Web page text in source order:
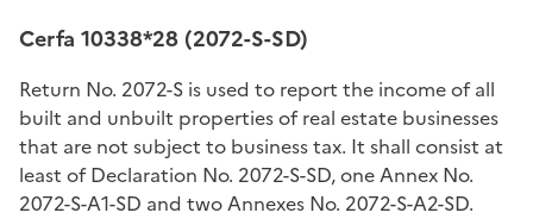
Cerfa 10338*28 (2072-S-SD)
Return No. 2072-S is used to report the income of all
built and unbuilt properties of real estate businesses
that are not subject to business tax. It shall consist at
least of Declaration No. 2072-S-SD, one Annex No.
2072-S-A1-SD and two Annexes No. 2072-S-A2-SD.